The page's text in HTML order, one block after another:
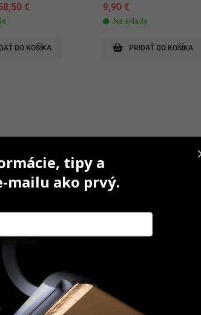
price
€Current
DO KOŠÍKA
9,90 €
Na sklade
PRIDAŤ DO KOŠÍKA
Tablets Mira-2-Ton Pellets
59,00
Na sklade
tipy a
mailu ako prvý.